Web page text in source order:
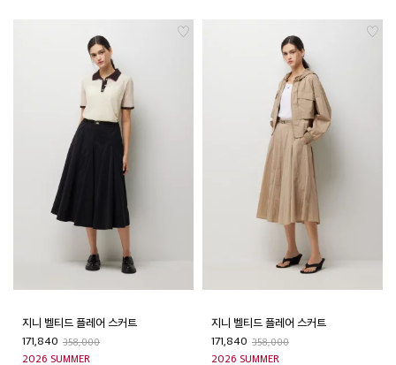
지니 벨티드 플레어 스커트
171,840 358,000
2026 SUMMER
지니 벨티드 플레어 스커트
171,840 358,000
2026 SUMMER